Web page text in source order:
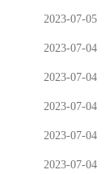
2023-07-05
2023-07-04
2023-07-04
2023-07-04
2023-07-04
2023-07-04